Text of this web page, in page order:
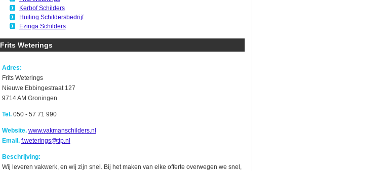
Kerbof Schilders
Huiting Schildersbedrijf
Ezinga Schilders
Frits Weterings
Adres:
Frits Weterings
Nieuwe Ebbingestraat 127
9714 AM Groningen
Tel.050 - 57 71 990
Website. www.vakmanschilders.nl
Email. f.weterings@tip.nl
Beschrijving:
Wij leveren vakwerk, en wij zijn snel. Bij het maken van elke offerte overwegen we snel,